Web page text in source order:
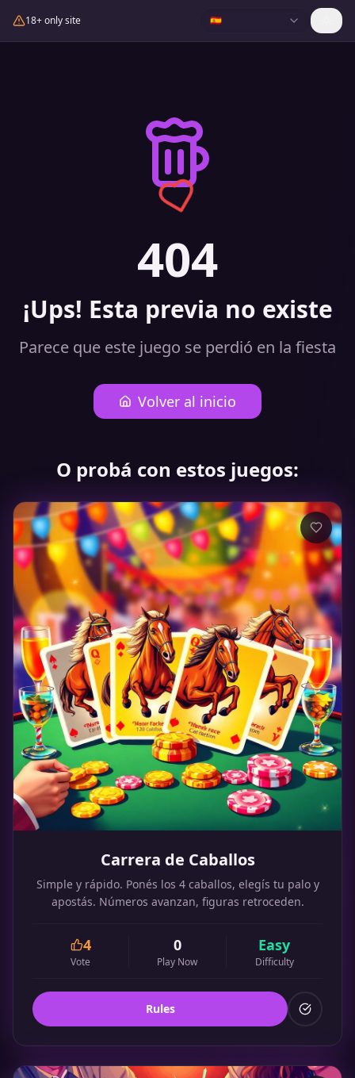
18+ only site 🇪🇸
404
¡Ups! Esta previa no existe
Parece que este juego se perdió en la fiesta
Volver al inicio
O probá con estos juegos:
Carrera de Caballos
Simple y rápido. Ponés los 4 caballos, elegís tu palo y
apostás. Números avanzan, figuras retroceden.
4
Vote
0
Play Now
Easy
Difficulty
Rules